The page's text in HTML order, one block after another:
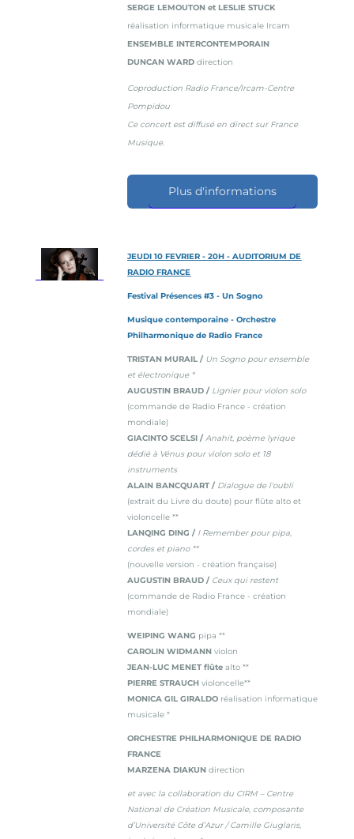
SERGE LEMOUTON et LESLIE STUCK
réalisation informatique musicale Ircam
ENSEMBLE INTERCONTEMPORAIN
DUNCAN WARDdirection
Coproduction Radio France/Ircam-Centre
Pompidou
Ce concert est diffusé en direct sur France
Musique.
Plus d'informations
JEUDI 10 FEVRIER - 20H - AUDITORIUM DE
RADIO FRANCE
Festival Présences #3 - Un Sogno
Musique contemporaine - Orchestre
Philharmonique de Radio France
TRISTAN MURAIL / Un Sogno pour ensemble
et électronique *
AUGUSTIN BRAUD / Lignier pour violon solo
(commande de Radio France - création
mondiale)
GIACINTO SCELSI /Anahit, poème lyrique
dédié à Vénus pour violon solo et 18
instruments
ALAIN BANCQUART / Dialogue de l'oubli
(extrait du Livre du doute) pour flûte alto et
violoncelle **
LANQING DING / I Remember pour pipa,
cordes et piano **
(nouvelle version - création française)
AUGUSTIN BRAUD / Ceux qui restent
(commande de Radio France - création
mondiale)
WEIPING WANG pipa **
CAROLIN WIDMANNviolon
JEAN-LUC MENET flûtealto **
PIERRE STRAUCHvioloncelle**
MONICA GIL GIRALDO réalisation informatique
musicale *
ORCHESTRE PHILHARMONIQUE DE RADIO
FRANCE
MARZENA DIAKUNdirection
et avec la collaboration du CIRM – Centre
National de Création Musicale, composante
d’Université Côte d’Azur / Camille Giuglaris,